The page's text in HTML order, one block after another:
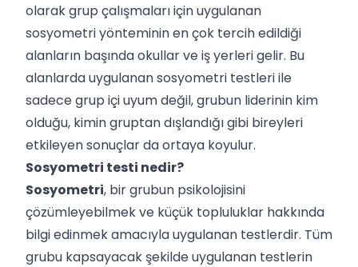
olarak grup çalışmaları için uygulanan
sosyometri yönteminin en çok tercih edildiği
alanların başında okullar ve iş yerleri gelir. Bu
alanlarda uygulanan sosyometri testleri ile
sadece grup içi uyum değil, grubun liderinin kim
olduğu, kimin gruptan dışlandığı gibi bireyleri
etkileyen sonuçlar da ortaya koyulur.
Sosyometri testi nedir?
Sosyometri, bir grubun psikolojisini
çözümleyebilmek ve küçük topluluklar hakkında
bilgi edinmek amacıyla uygulanan testlerdir. Tüm
grubu kapsayacak şekilde uygulanan testlerin